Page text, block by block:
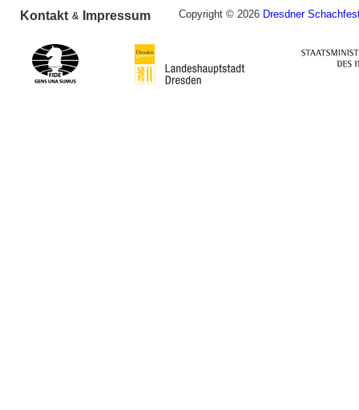
Kontakt & Impressum Copyright © 2026 Dresdner